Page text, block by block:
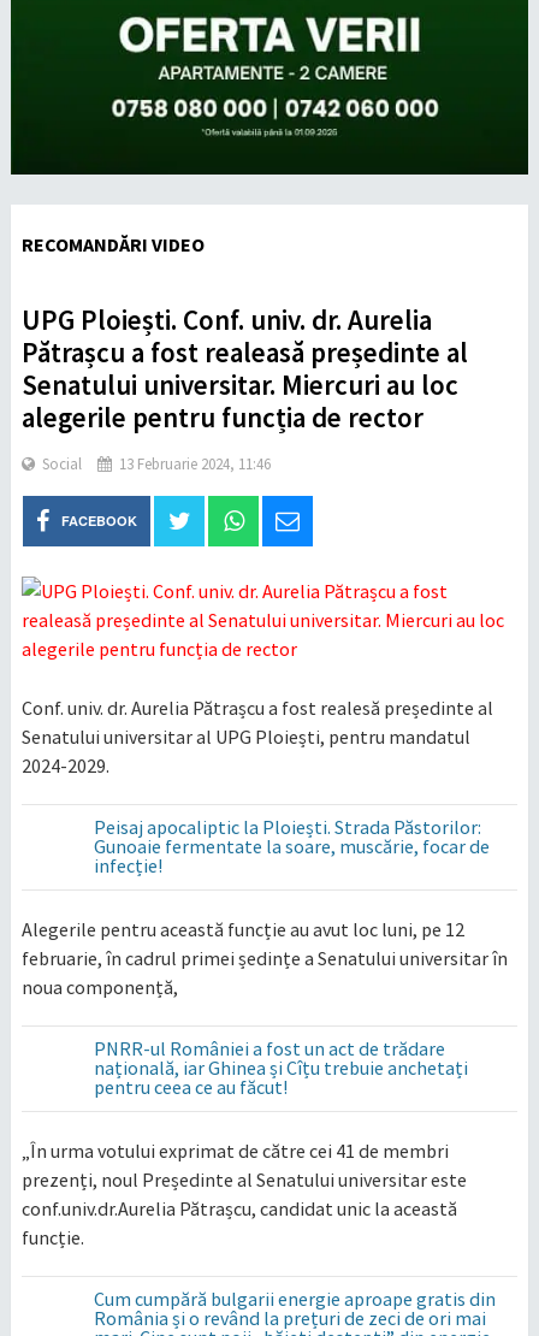
RECOMANDĂRI VIDEO
UPG Ploiești. Conf. univ. dr. Aurelia
Pătrașcu a fost realeasă președinte al
Senatului universitar. Miercuri au loc
alegerile pentru funcția de rector
Social 13 Februarie 2024, 11:46
FACEBOOK
Conf. univ. dr. Aurelia Pătrașcu a fost realesă președinte al
Senatului universitar al UPG Ploiești, pentru mandatul
2024-2029.
Peisaj apocaliptic la Ploiești. Strada Păstorilor:
Gunoaie fermentate la soare, muscărie, focar de
infecție!
Alegerile pentru această funcție au avut loc luni, pe 12
februarie, în cadrul primei ședințe a Senatului universitar în
noua componență,
PNRR-ul României a fost un act de trădare
națională, iar Ghinea și Cîțu trebuie anchetați
pentru ceea ce au făcut!
„În urma votului exprimat de către cei 41 de membri
prezenți, noul Președinte al Senatului universitar este
conf.univ.dr.Aurelia Pătrașcu, candidat unic la această
funcție.
Cum cumpără bulgarii energie aproape gratis din
România și o revând la prețuri de zeci de ori mai